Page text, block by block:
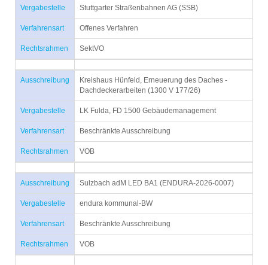
Vergabestelle Stuttgarter Straßenbahnen AG (SSB)
Verfahrensart Offenes Verfahren
Rechtsrahmen SektVO
Ausschreibung
Kreishaus Hünfeld, Erneuerung des Daches -
Dachdeckerarbeiten (1300 V 177/26)
Vergabestelle LK Fulda, FD 1500 Gebäudemanagement
Verfahrensart Beschränkte Ausschreibung
Rechtsrahmen VOB
Ausschreibung Sulzbach adM LED BA1 (ENDURA-2026-0007)
Vergabestelle endura kommunal-BW
Verfahrensart Beschränkte Ausschreibung
Rechtsrahmen VOB